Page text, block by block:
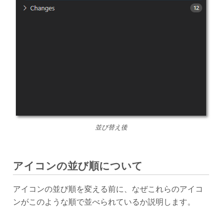
並び替え後
アイコンの並び順について
アイコンの並び順を変える前に、なぜこれらのアイコ
ンがこのような順で並べられているか説明します。